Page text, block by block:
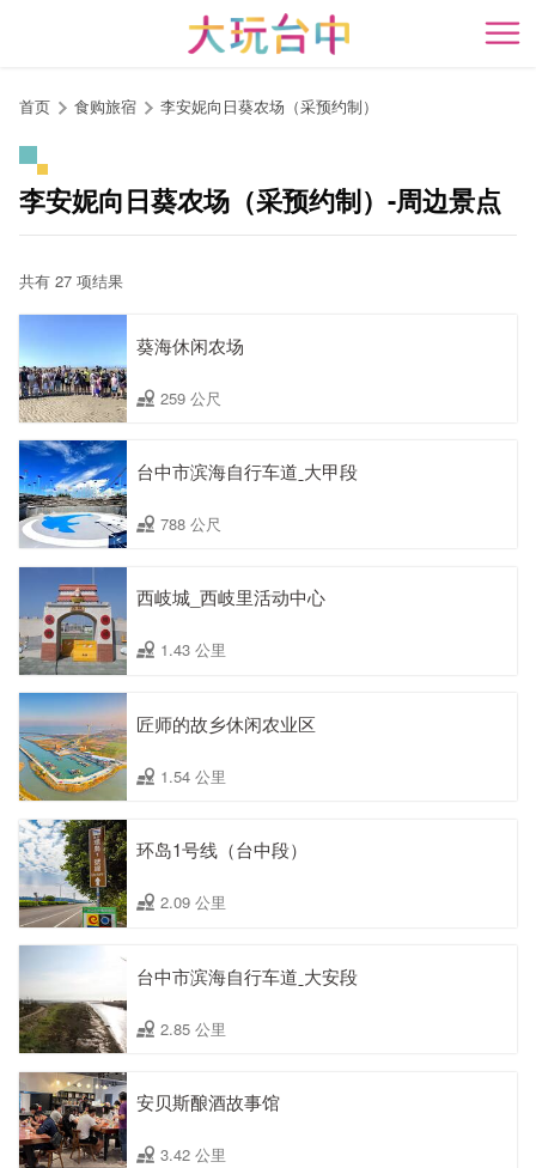
开
首页 食购旅宿 李安妮向日葵农场（采预约制）
李安妮向日葵农场（采预约制）-周边景点
共有 27 项结果
葵海休闲农场
259 公尺
台中市滨海自行车道ˍ大甲段
788 公尺
西岐城_西岐里活动中心
1.43 公里
匠师的故乡休闲农业区
1.54 公里
环岛1号线（台中段）
2.09 公里
台中市滨海自行车道ˍ大安段
2.85 公里
安贝斯酿酒故事馆
3.42 公里